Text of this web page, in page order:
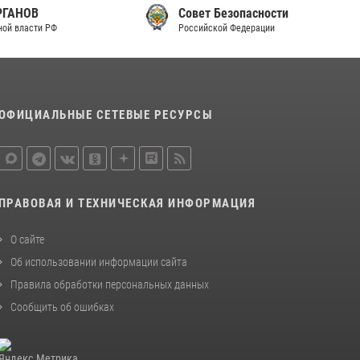
Совет Безопасности
Российской Федерации
СЕТЕВЫЕ РЕСУРСЫ
ПРАВОВАЯ И ТЕХНИЧЕСКАЯ ИНФОРМАЦИЯ
О сайте
Об использовании информации сайта
Правила обработки персональных данных
Сообщить об ошибках